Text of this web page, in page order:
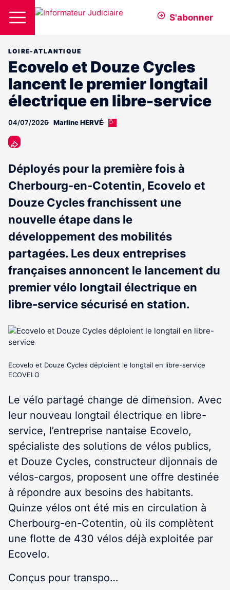
S'abonner
LOIRE-ATLANTIQUE
Ecovelo et Douze Cycles
lancent le premier longtail
électrique en libre-service
04/07/2026 Marline HERVÉ
Cet
abonnés
Déployés pour la première fois à
Cherbourg-en-Cotentin, Ecovelo et
Douze Cycles franchissent une
nouvelle étape dans le
développement des mobilités
partagées. Les deux entreprises
françaises annoncent le lancement du
premier vélo longtail électrique en
libre-service sécurisé en station.
Ecovelo et Douze Cycles déploient le longtail en libre-service
ECOVELO
Le vélo partagé change de dimension. Avec
leur nouveau longtail électrique en libre-
service, l’entreprise nantaise Ecovelo,
spécialiste des solutions de vélos publics,
et Douze Cycles, constructeur dijonnais de
vélos-cargos, proposent une offre destinée
à répondre aux besoins des habitants.
Quinze vélos ont été mis en circulation à
Cherbourg-en-Cotentin, où ils complètent
une flotte de 430 vélos déjà exploitée par
Ecovelo.
Conçus pour transpo…